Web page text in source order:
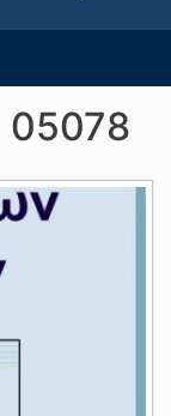
05078